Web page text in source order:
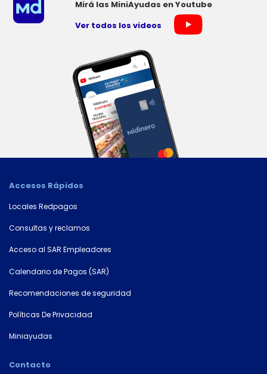
Tipo
de
documento*
Mirá las MiniAyudas en Youtube
Ver todos los videos
Accesos Rápidos
Locales Redpagos
Consultas y reclamos
Acceso al SAR Empleadores
Calendario de Pagos (SAR)
Recomendaciones de seguridad
Políticas De Privacidad
Miniayudas
Contacto